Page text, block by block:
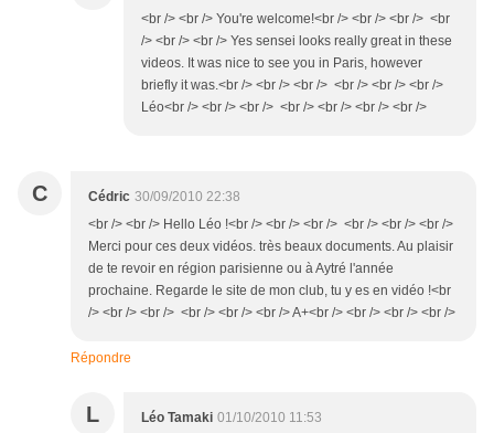
<br /> <br /> You're welcome!<br /> <br /> <br /> <br
/> <br /> <br /> Yes sensei looks really great in these
videos. It was nice to see you in Paris, however
briefly it was.<br /> <br /> <br /> <br /> <br /> <br />
Léo<br /> <br /> <br /> <br /> <br /> <br /> <br />
C Cédric 30/09/2010 22:38
<br /> <br /> Hello Léo !<br /> <br /> <br /> <br /> <br /> <br />
Merci pour ces deux vidéos. très beaux documents. Au plaisir
de te revoir en région parisienne ou à Aytré l'année
prochaine. Regarde le site de mon club, tu y es en vidéo !<br
/> <br /> <br /> <br /> <br /> <br /> A+<br /> <br /> <br /> <br />
Répondre
L Léo Tamaki 01/10/2010 11:53